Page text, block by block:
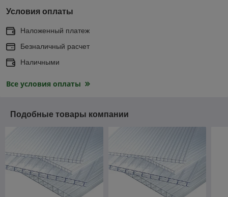
Условия оплаты
Наложенный платеж
Безналичный расчет
Наличными
Все условия оплаты
Подобные товары компании